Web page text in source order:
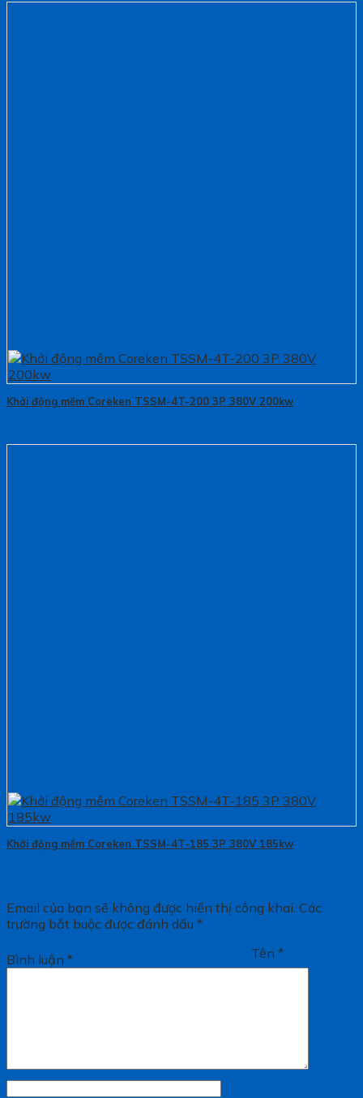
Khởi động mềm Coreken TSSM-4T-200 3P 380V 200kw
Khởi động mềm Coreken TSSM-4T-185 3P 380V 185kw
Email của bạn sẽ không được hiển thị công khai. Các
trường bắt buộc được đánh dấu *
Bình luận * Tên*